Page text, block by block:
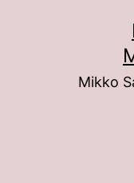
Mikko